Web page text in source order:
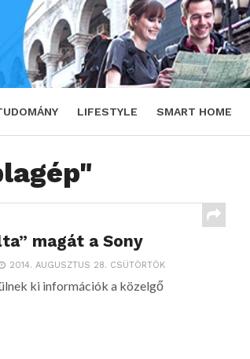
LIFESTYLE SMART HOME
magát a Sony
2014. AUGUSZTUS 28. CSÜTÖRTÖK
ki információk a közelgő